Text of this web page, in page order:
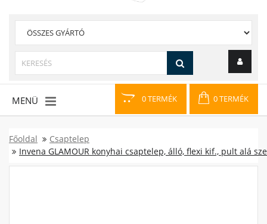
0 TERMÉK 0 TERMÉK
MENÜ
Főoldal
Csaptelep
Invena GLAMOUR konyhai csaptelep, álló, flexi kif., pult alá